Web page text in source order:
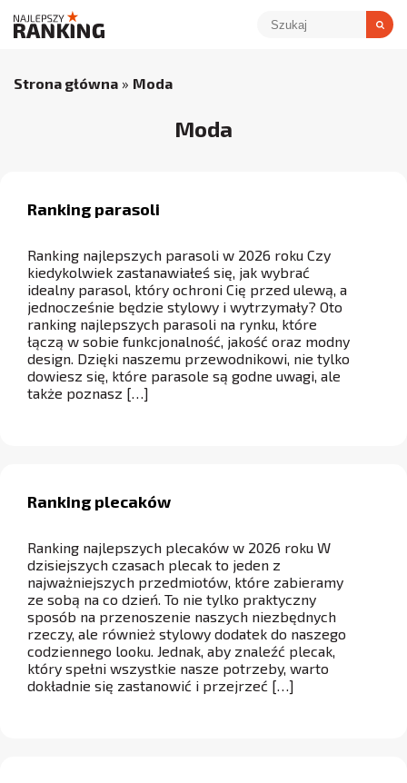
Strona główna » Moda
Moda
Ranking parasoli
Ranking najlepszych parasoli w 2026 roku Czy
kiedykolwiek zastanawiałeś się, jak wybrać
idealny parasol, który ochroni Cię przed ulewą, a
jednocześnie będzie stylowy i wytrzymały? Oto
ranking najlepszych parasoli na rynku, które
łączą w sobie funkcjonalność, jakość oraz modny
design. Dzięki naszemu przewodnikowi, nie tylko
dowiesz się, które parasole są godne uwagi, ale
także poznasz […]
Ranking plecaków
Ranking najlepszych plecaków w 2026 roku W
dzisiejszych czasach plecak to jeden z
najważniejszych przedmiotów, które zabieramy
ze sobą na co dzień. To nie tylko praktyczny
sposób na przenoszenie naszych niezbędnych
rzeczy, ale również stylowy dodatek do naszego
codziennego looku. Jednak, aby znaleźć plecak,
który spełni wszystkie nasze potrzeby, warto
dokładnie się zastanowić i przejrzeć […]